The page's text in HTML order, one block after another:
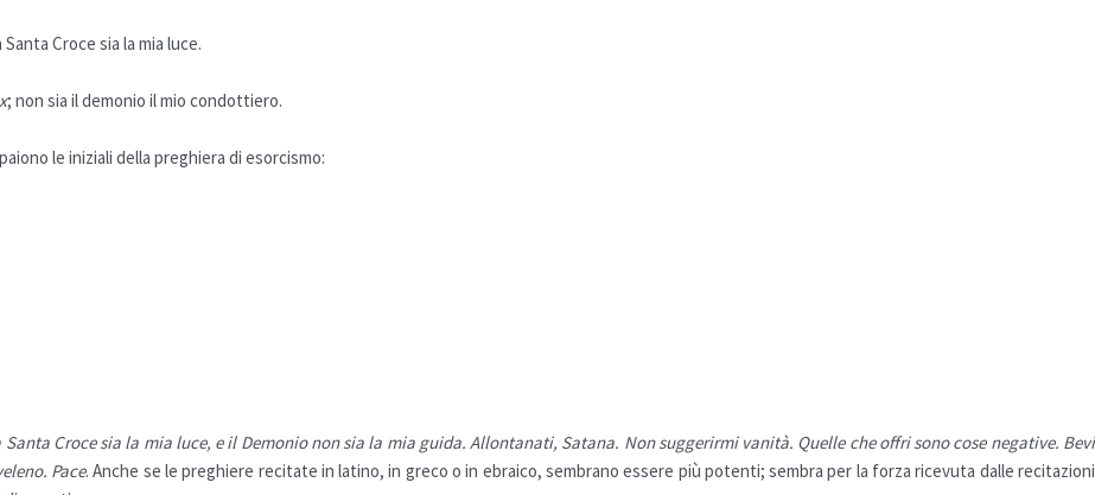
Santa Croce sia la mia luce.
; non sia il demonio il mio condottiero.
le iniziali della preghiera di esorcismo:
Santa Croce sia la mia luce, e il Demonio non sia la mia guida. Allontanati, Satana. Non suggerirmi vanità. Quelle che offri sono cose negative. Bevi
Pace. Anche se le preghiere recitate in latino, in greco o in ebraico, sembrano essere più potenti; sembra per la forza ricevuta dalle recitazioni